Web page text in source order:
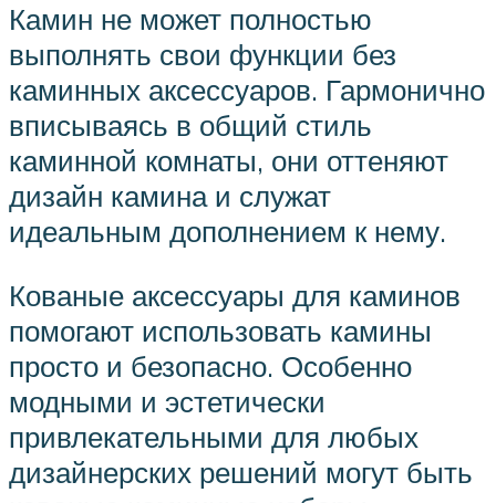
Камин не может полностью
выполнять свои функции без
каминных аксессуаров. Гармонично
вписываясь в общий стиль
каминной комнаты, они оттеняют
дизайн камина и служат
идеальным дополнением к нему.
Кованые аксессуары для каминов
помогают использовать камины
просто и безопасно. Особенно
модными и эстетически
привлекательными для любых
дизайнерских решений могут быть